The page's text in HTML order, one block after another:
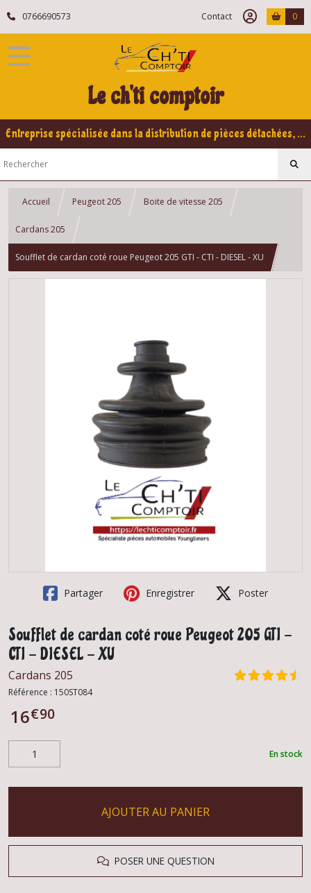
0766690573 Contact 0
Le ch'ti comptoir
Entreprise spécialisée dans la distribution de pièces détachées, refabrication pour voitures Yountimers Peugeot 205 GTI, 309 GTI - GTI16
Accueil Peugeot 205 Boite de vitesse 205
Cardans 205
Soufflet de cardan coté roue Peugeot 205 GTI - CTI - DIESEL - XU
Partager Enregistrer Poster
Soufflet de cardan coté roue Peugeot 205 GTI -
CTI - DIESEL - XU
Cardans 205
Référence : 150ST084
16€90
En stock
AJOUTER AU PANIER
POSER UNE QUESTION